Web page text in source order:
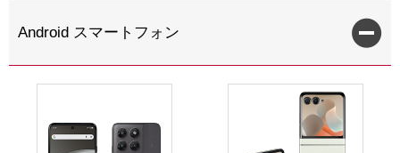
Android スマートフォン